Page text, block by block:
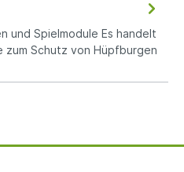
und Spielmodule Es handelt
zum Schutz von Hüpfburgen